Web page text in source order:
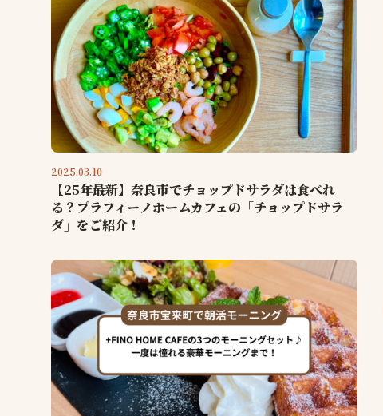
2025.03.10
【25年最新】奈良市でチョップドサラダは食べれ
る？プラフィーノホームカフェの「チョップドサラ
ダ」をご紹介！